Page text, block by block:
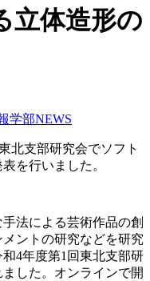
立体造形の
学部NEWS
北支部研究会でソフト
を行いました。
法による芸術作品の創
ントの研究などを研究
4年度第1回東北支部研
した。オンラインで開